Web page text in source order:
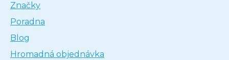
Značky
Poradna
Blog
Hromadná objednávka